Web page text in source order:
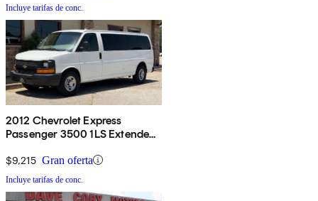
Incluye tarifas de conc.
2012 Chevrolet Express
Passenger 3500 1LS Extended
$9,215 Gran oferta
Incluye tarifas de conc.